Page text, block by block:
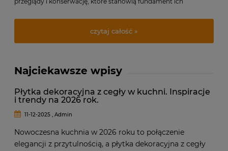
czytaj całość »
Najciekawsze wpisy
Płytka dekoracyjna z cegły w kuchni. Inspiracje
i trendy na 2026 rok.
11-12-2025 , Admin
Nowoczesna kuchnia w 2026 roku to połączenie
elegancji z przytulnością, a płytka dekoracyjna z cegły